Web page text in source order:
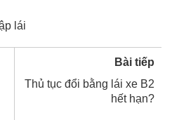
lái
Bài tiếp
Thủ tục đổi bằng lái xe B2
hết hạn?